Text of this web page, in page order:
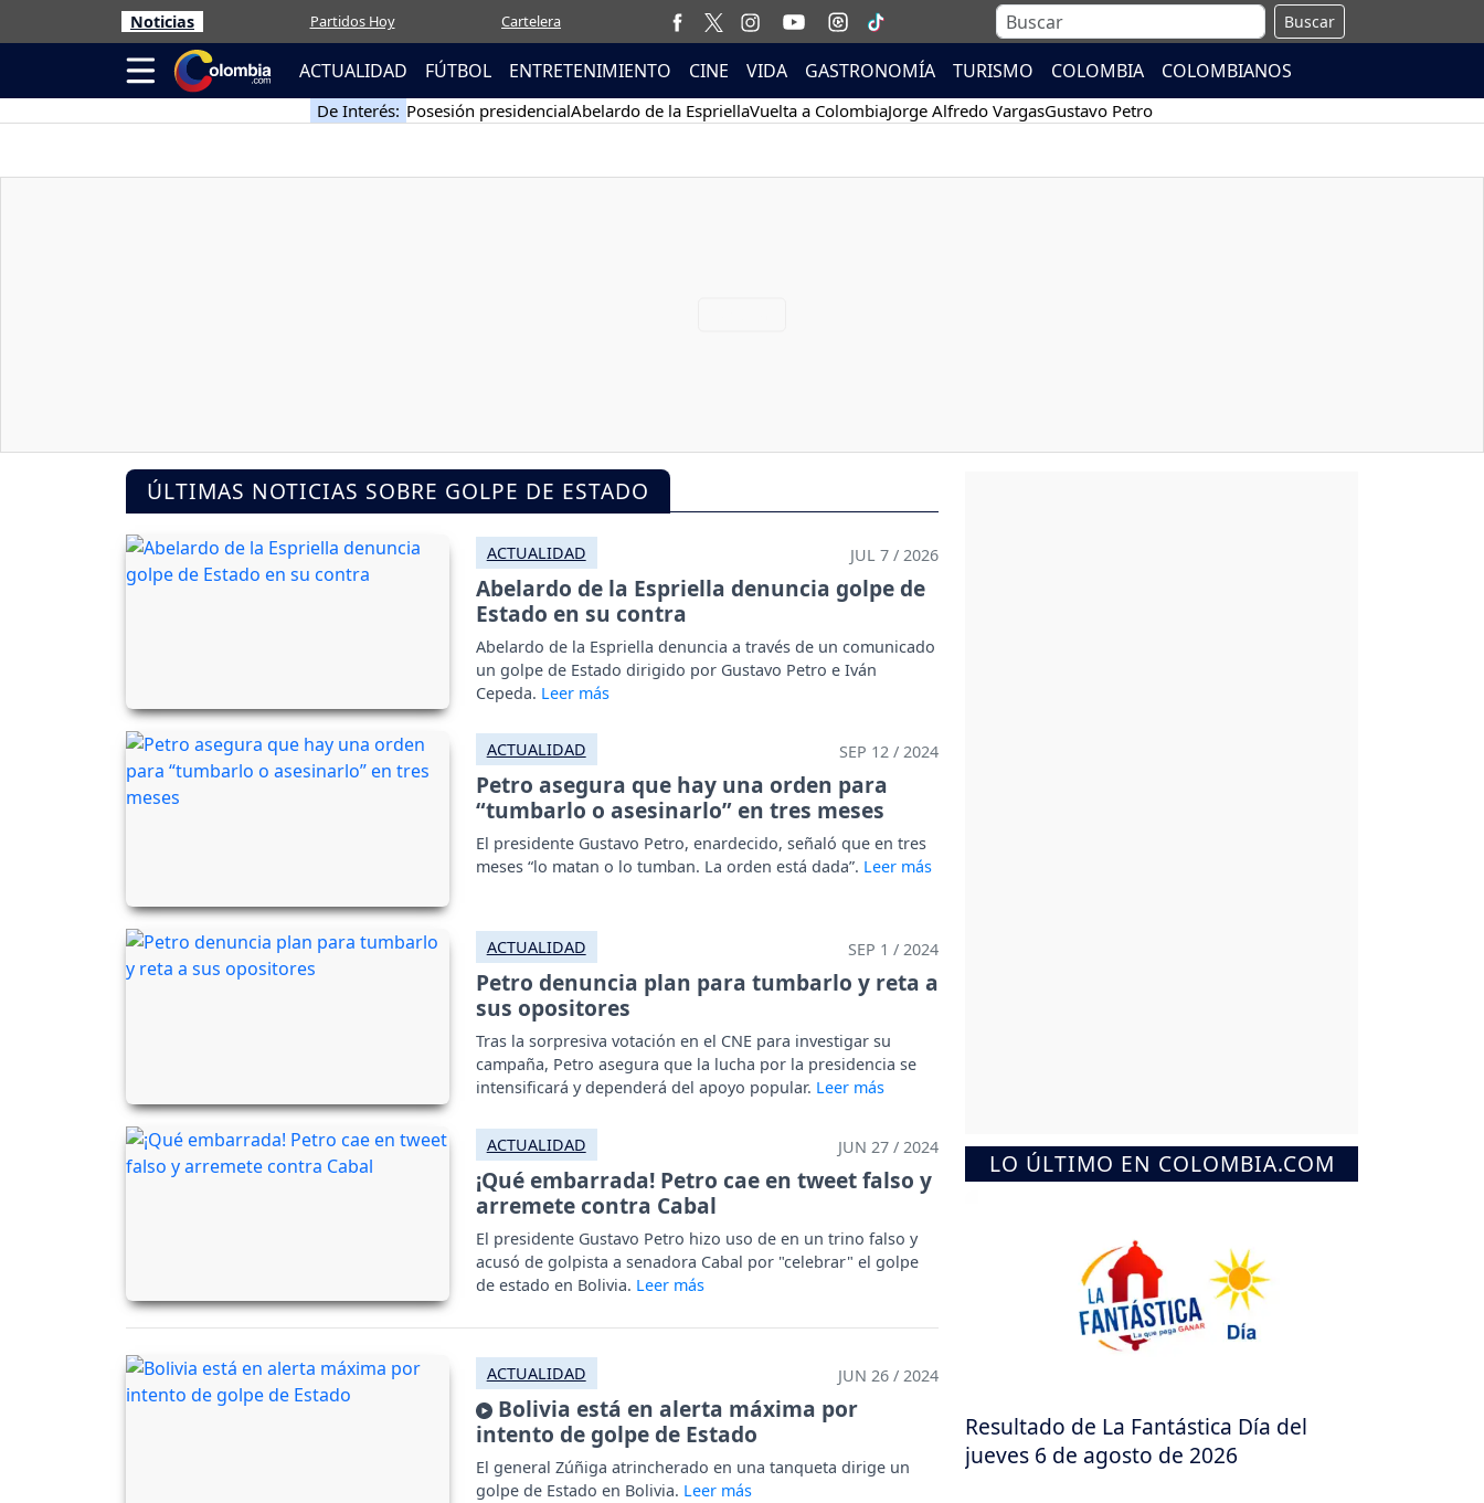
Noticias Partidos Hoy Cartelera Buscar
ACTUALIDAD FÚTBOL ENTRETENIMIENTO CINE VIDA GASTRONOMÍA TURISMO COLOMBIA COLOMBIANOS
De Interés: Posesión presidencialAbelardo de la EspriellaVuelta a ColombiaJorge Alfredo VargasGustavo Petro
ÚLTIMAS NOTICIAS SOBRE GOLPE DE ESTADO
ACTUALIDAD JUL 7 / 2026
Abelardo de la Espriella denuncia golpe de
Estado en su contra
Abelardo de la Espriella denuncia a través de un comunicado
un golpe de Estado dirigido por Gustavo Petro e Iván
Cepeda.
ACTUALIDAD SEP 12 / 2024
Petro asegura que hay una orden para
“tumbarlo o asesinarlo” en tres meses
El presidente Gustavo Petro, enardecido, señaló que en tres
meses “lo matan o lo tumban. La orden está dada”.
ACTUALIDAD SEP 1 / 2024
Petro denuncia plan para tumbarlo y reta a
sus opositores
Tras la sorpresiva votación en el CNE para investigar su
campaña, Petro asegura que la lucha por la presidencia se
intensificará y dependerá del apoyo popular.
ACTUALIDAD JUN 27 / 2024
¡Qué embarrada! Petro cae en tweet falso y
arremete contra Cabal
El presidente Gustavo Petro hizo uso de en un trino falso y
acusó de golpista a senadora Cabal por "celebrar" el golpe
de estado en Bolivia.
ACTUALIDAD JUN 26 / 2024
Bolivia está en alerta máxima por
intento de golpe de Estado
El general Zúñiga atrincherado en una tanqueta dirige un
golpe de Estado en Bolivia.
LO ÚLTIMO EN COLOMBIA.COM
Resultado de La Fantástica Día del
jueves 6 de agosto de 2026